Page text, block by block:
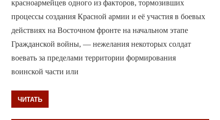
красноармейцев одного из факторов, тормозивших
процессы создания Красной армии и её участия в боевых
действиях на Восточном фронте на начальном этапе
Гражданской войны, — нежелания некоторых солдат
воевать за пределами территории формирования
воинской части или
ЧИТАТЬ